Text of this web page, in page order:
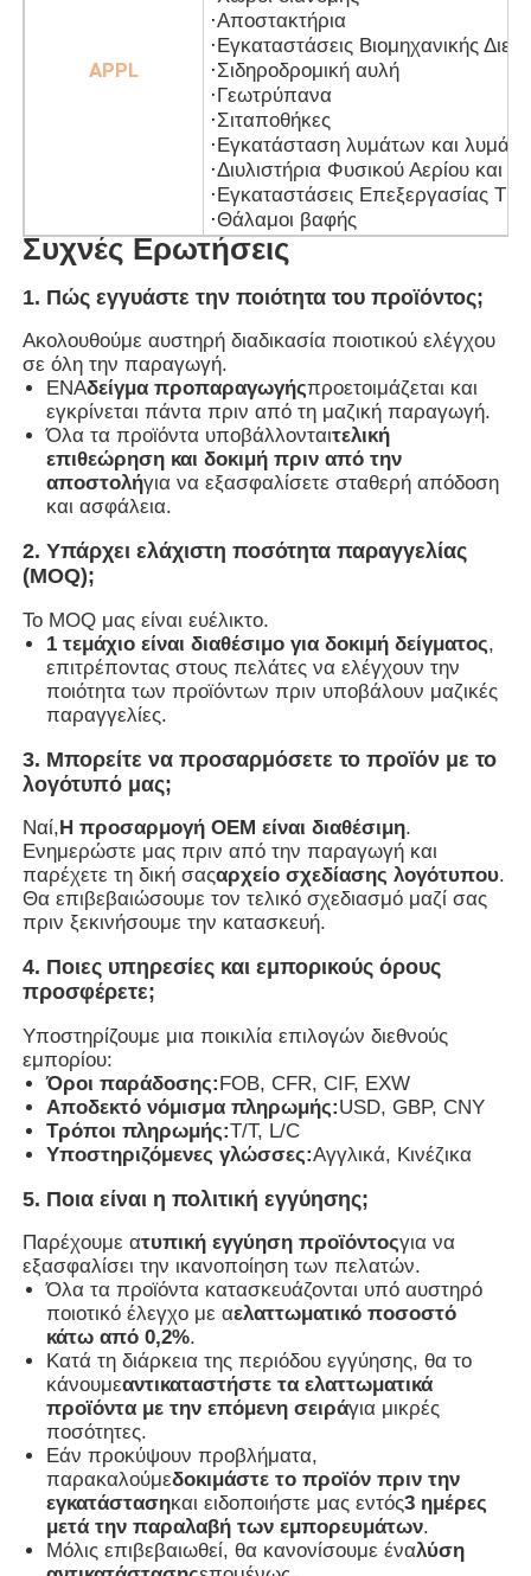
APPL
·Αποστακτήρια
·Εγκαταστάσεις Βιομηχανικής
·Σιδηροδρομική αυλή
·Γεωτρύπανα
·Σιταποθήκες
·Εγκατάσταση λυμάτων και
·Διυλιστήρια Φυσικού Αερίου και
·Εγκαταστάσεις Επεξεργασίας
·Θάλαμοι βαφής
Συχνές Ερωτήσεις
1. Πώς εγγυάστε την ποιότητα του προϊόντος;
Ακολουθούμε αυστηρή διαδικασία ποιοτικού ελέγχου
σε όλη την παραγωγή.
ΕΝΑδείγμα προπαραγωγήςπροετοιμάζεται και
εγκρίνεται πάντα πριν από τη μαζική παραγωγή.
Όλα τα προϊόντα υποβάλλονταιτελική
επιθεώρηση και δοκιμή πριν από την
αποστολήγια να εξασφαλίσετε σταθερή απόδοση
και ασφάλεια.
2. Υπάρχει ελάχιστη ποσότητα παραγγελίας
(MOQ);
Το MOQ μας είναι ευέλικτο.
1 τεμάχιο είναι διαθέσιμο για δοκιμή δείγματος,
επιτρέποντας στους πελάτες να ελέγχουν την
ποιότητα των προϊόντων πριν υποβάλουν μαζικές
παραγγελίες.
3. Μπορείτε να προσαρμόσετε το προϊόν με το
λογότυπό μας;
Ναί, Η προσαρμογή OEM είναι διαθέσιμη.
Ενημερώστε μας πριν από την παραγωγή και
παρέχετε τη δική σαςαρχείο σχεδίασης λογότυπου.
Θα επιβεβαιώσουμε τον τελικό σχεδιασμό μαζί σας
πριν ξεκινήσουμε την κατασκευή.
4. Ποιες υπηρεσίες και εμπορικούς όρους
προσφέρετε;
Υποστηρίζουμε μια ποικιλία επιλογών διεθνούς
εμπορίου:
Όροι παράδοσης:FOB, CFR, CIF, EXW
Αποδεκτό νόμισμα πληρωμής:USD, GBP, CNY
Τρόποι πληρωμής:T/T, L/C
Υποστηριζόμενες γλώσσες:Αγγλικά, Κινέζικα
5. Ποια είναι η πολιτική εγγύησης;
Παρέχουμε ατυπική εγγύηση προϊόντοςγια να
εξασφαλίσει την ικανοποίηση των πελατών.
Όλα τα προϊόντα κατασκευάζονται υπό αυστηρό
ποιοτικό έλεγχο με αελαττωματικό ποσοστό
κάτω από 0,2%.
Κατά τη διάρκεια της περιόδου εγγύησης, θα το
κάνουμεαντικαταστήστε τα ελαττωματικά
προϊόντα με την επόμενη σειράγια μικρές
ποσότητες.
Εάν προκύψουν προβλήματα,
παρακαλούμεδοκιμάστε το προϊόν πριν την
εγκατάστασηκαι ειδοποιήστε μας εντός3 ημέρες
μετά την παραλαβή των εμπορευμάτων.
Μόλις επιβεβαιωθεί, θα κανονίσουμε έναλύση